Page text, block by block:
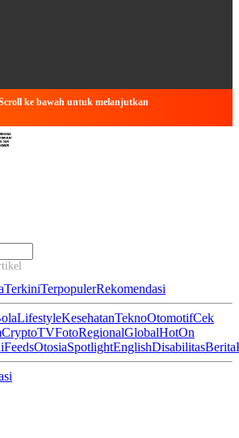
ke bawah untuk melanjutkan
ini...
TerkiniTerpopulerRekomendasi
LifestyleKesehatanTeknoOtomotifCek
CryptoTVFotoRegionalGlobalHotOn
FeedsOtosiaSpotlightEnglishDisabilitasBerita